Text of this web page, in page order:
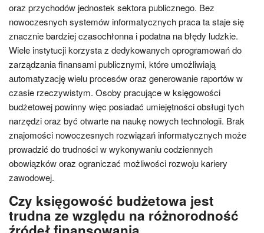
oraz przychodów jednostek sektora publicznego. Bez
nowoczesnych systemów informatycznych praca ta staje się
znacznie bardziej czasochłonna i podatna na błędy ludzkie.
Wiele instytucji korzysta z dedykowanych oprogramowań do
zarządzania finansami publicznymi, które umożliwiają
automatyzację wielu procesów oraz generowanie raportów w
czasie rzeczywistym. Osoby pracujące w księgowości
budżetowej powinny więc posiadać umiejętności obsługi tych
narzędzi oraz być otwarte na naukę nowych technologii. Brak
znajomości nowoczesnych rozwiązań informatycznych może
prowadzić do trudności w wykonywaniu codziennych
obowiązków oraz ograniczać możliwości rozwoju kariery
zawodowej.
Czy księgowość budżetowa jest
trudna ze względu na różnorodność